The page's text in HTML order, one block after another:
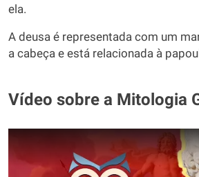
ela.
A deusa é representada com um
a cabeça e está relacionada à
Vídeo sobre a Mitologia